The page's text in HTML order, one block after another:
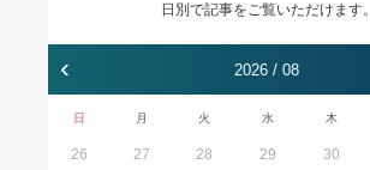
日別で記事をご覧いただけます。
‹ 2026 / 08
日 月 火 水 木
26 27 28 29 30